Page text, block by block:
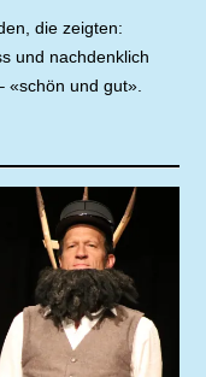
die zeigten:
und nachdenklich
«schön und gut».